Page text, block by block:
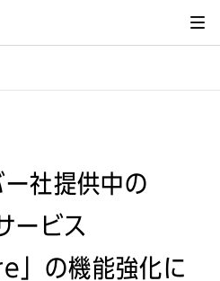
社提供中の
ービス
」の機能強化に